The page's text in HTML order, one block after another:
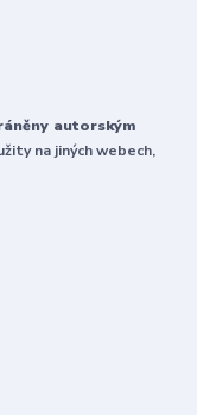
autorským
na jiných webech,